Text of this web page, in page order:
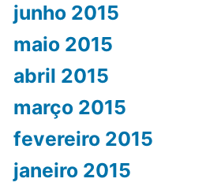
junho 2015
maio 2015
abril 2015
março 2015
fevereiro 2015
janeiro 2015